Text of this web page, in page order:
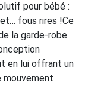
pour bébé :
fous rires !Ce
la garde-robe
en lui offrant un
mouvement